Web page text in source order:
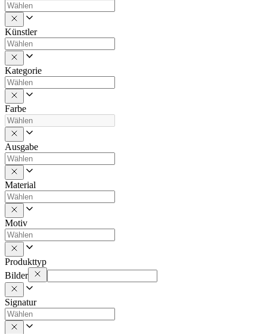
Künstler
Kategorie
Farbe
Ausgabe
Material
Motiv
Produkttyp
Bilder
Signatur